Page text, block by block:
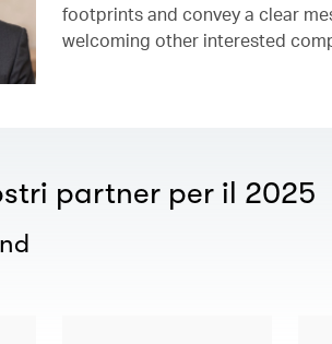
footprints and convey a clear
welcoming other interested
partner per il 2025